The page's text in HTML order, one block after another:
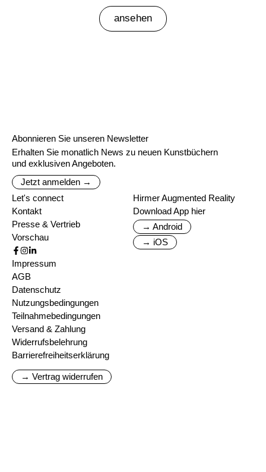
ansehen
Abonnieren Sie unseren Newsletter
Erhalten Sie monatlich News zu neuen Kunstbüchern
und exklusiven Angeboten.
Jetzt anmelden →
Let's connect
Kontakt
Presse & Vertrieb
Vorschau
Hirmer Augmented Reality
Download App hier
→ Android
→ iOS
Impressum
AGB
Datenschutz
Nutzungsbedingungen
Teilnahmebedingungen
Versand & Zahlung
Widerrufsbelehrung
Barrierefreiheitserklärung
→ Vertrag widerrufen